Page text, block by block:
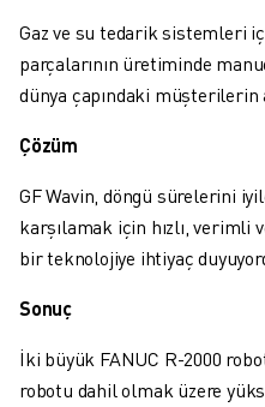
PALETLEME
PUNTA KAYNAĞI
GÖRSEL DENETIM
VAKA ÇALIŞMALARI
MÜŞTERI HIZMETLERI
MÜŞTERI HIZMETLERI
FANUC PLANS
UZAKTAN TEKNIK DESTEK
YEDEK PARÇALAR
Gaz ve su tedarik sistemleri
parçalarının üretiminde
dünya çapındaki
Çözüm
GF Wavin, döngü sürelerini
karşılamak için hızlı, verimli
bir teknolojiye ihtiyaç
Sonuç
İki büyük FANUC R-2000
robotu dahil olmak üzere